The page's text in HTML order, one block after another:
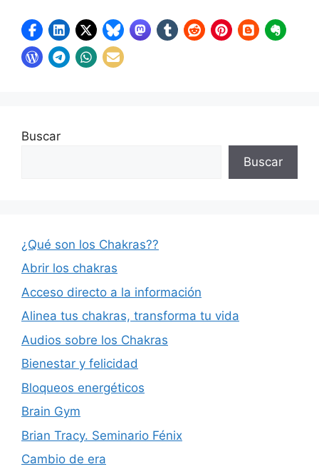
Buscar
Buscar
¿Qué son los Chakras??
Abrir los chakras
Acceso directo a la información
Alinea tus chakras, transforma tu vida
Audios sobre los Chakras
Bienestar y felicidad
Bloqueos energéticos
Brain Gym
Brian Tracy. Seminario Fénix
Cambio de era